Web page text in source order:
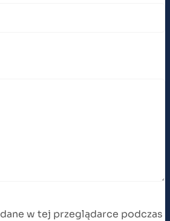
w tej przeglądarce podczas